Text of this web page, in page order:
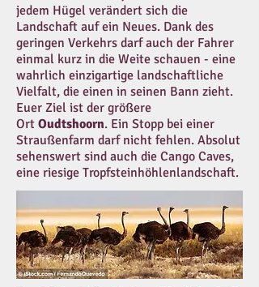
jedem Hügel verändert sich die
Landschaft auf ein Neues. Dank des
geringen Verkehrs darf auch der Fahrer
einmal kurz in die Weite schauen - eine
wahrlich einzigartige landschaftliche
Vielfalt, die einen in seinen Bann zieht.
Euer Ziel ist der größere
Ort Oudtshoorn. Ein Stopp bei einer
Straußenfarm darf nicht fehlen. Absolut
sehenswert sind auch die Cango Caves,
eine riesige Tropfsteinhöhlenlandschaft.